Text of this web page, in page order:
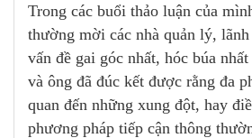
Trong các buổi thảo luận của
thường mời các nhà quản lý, lãnh
vấn đề gai góc nhất, hóc búa
và ông đã đúc kết được rằng đa
quan đến những xung đột, hay
phương pháp tiếp cận thông